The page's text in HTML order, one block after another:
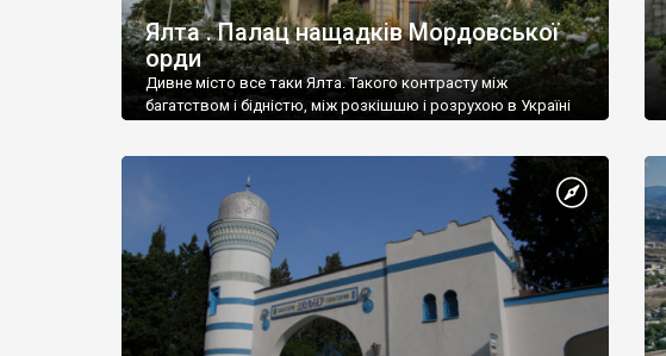
Ялта . Палац нащадків Мордовської
орди
Дивне місто все таки Ялта. Такого контрасту між
багатством і бідністю, між розкішшю і розрухою в Україні